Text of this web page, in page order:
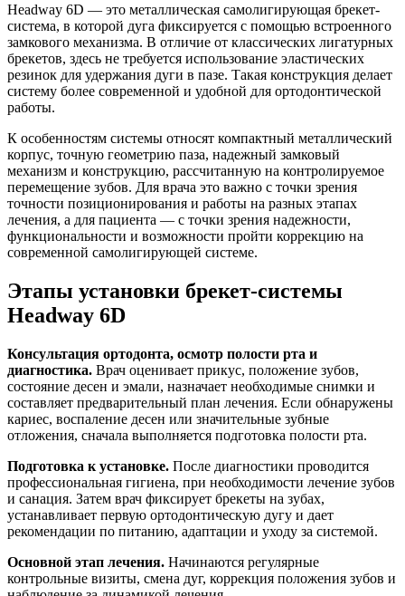
Headway 6D — это металлическая самолигирующая брекет-
система, в которой дуга фиксируется с помощью встроенного
замкового механизма. В отличие от классических лигатурных
брекетов, здесь не требуется использование эластических
резинок для удержания дуги в пазе. Такая конструкция делает
систему более современной и удобной для ортодонтической
работы.
К особенностям системы относят компактный металлический
корпус, точную геометрию паза, надежный замковый
механизм и конструкцию, рассчитанную на контролируемое
перемещение зубов. Для врача это важно с точки зрения
точности позиционирования и работы на разных этапах
лечения, а для пациента — с точки зрения надежности,
функциональности и возможности пройти коррекцию на
современной самолигирующей системе.
Этапы установки брекет-системы
Headway 6D
Консультация ортодонта, осмотр полости рта и
диагностика. Врач оценивает прикус, положение зубов,
состояние десен и эмали, назначает необходимые снимки и
составляет предварительный план лечения. Если обнаружены
кариес, воспаление десен или значительные зубные
отложения, сначала выполняется подготовка полости рта.
Подготовка к установке. После диагностики проводится
профессиональная гигиена, при необходимости лечение зубов
и санация. Затем врач фиксирует брекеты на зубах,
устанавливает первую ортодонтическую дугу и дает
рекомендации по питанию, адаптации и уходу за системой.
Основной этап лечения. Начинаются регулярные
контрольные визиты, смена дуг, коррекция положения зубов и